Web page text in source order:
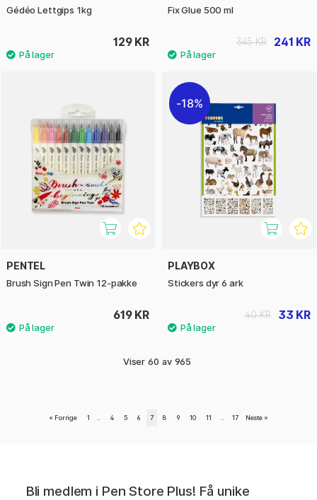
Gédéo Lettgips 1kg
129 KR
Fix Glue 500 ml
241 KR
345 KR
PENTEL
Brush Sign Pen Twin 12-pakke
619 KR
18%
PLAYBOX
Stickers dyr 6 ark
33 KR
40 KR
Viser 60 av 965
« Forrige 1 4 5 6 7 8 9 10 11 17 Neste »
Bli medlem i Pen Store Plus! Få unike